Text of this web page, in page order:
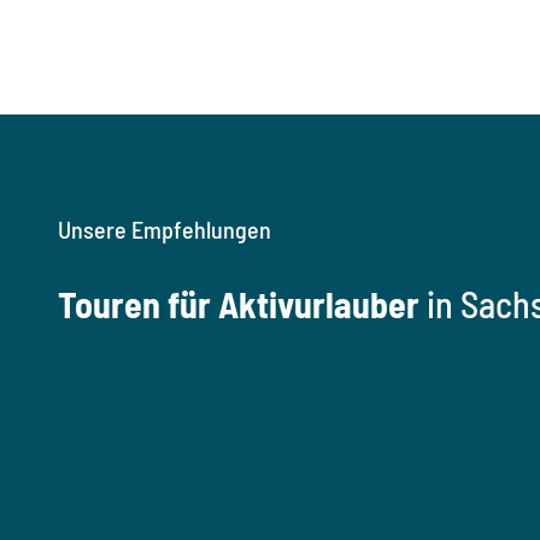
Unsere Empfehlungen
Touren für Aktivurlauberin